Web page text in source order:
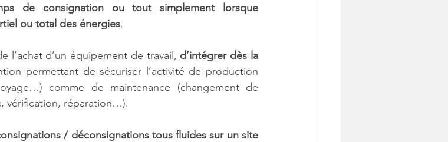
de consignation ou tout simplement lorsque
ou total des énergies.
l’achat d’un équipement de travail, d’intégrer dès la
permettant de sécuriser l’activité de production
comme de maintenance (changement de
vérification, réparation…).
/ déconsignations tous fluides sur un site